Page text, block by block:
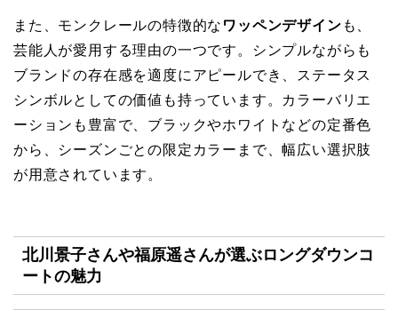
また、モンクレールの特徴的な ワッペンデザイン も、
芸能人が愛用する理由の一つです。シンプルながらも
ブランドの存在感を適度にアピールでき、ステータス
シンボルとしての価値も持っています。カラーバリエ
ーションも豊富で、ブラックやホワイトなどの定番色
から、シーズンごとの限定カラーまで、幅広い選択肢
が用意されています。
北川景子さんや福原遥さんが選ぶロングダウンコ
ートの魅力